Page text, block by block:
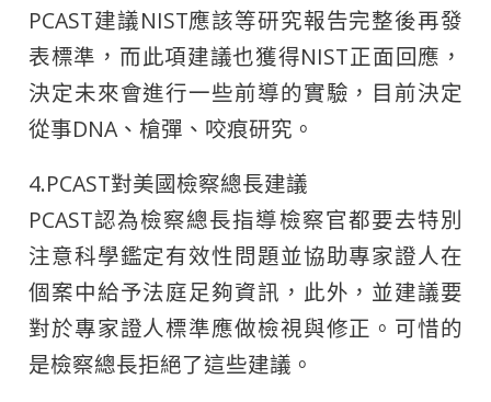
PCAST建議NIST應該等研究報告完整後再發
表標準，而此項建議也獲得NIST正面回應，
決定未來會進行一些前導的實驗，目前決定
從事DNA、槍彈、咬痕研究。
4.PCAST對美國檢察總長建議
PCAST認為檢察總長指導檢察官都要去特別
注意科學鑑定有效性問題並協助專家證人在
個案中給予法庭足夠資訊，此外，並建議要
對於專家證人標準應做檢視與修正。可惜的
是檢察總長拒絕了這些建議。